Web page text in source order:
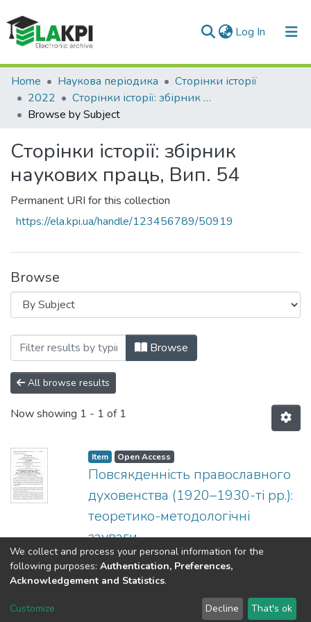
Log In (current)
Communities & Collections
All of DSpace
Home Наукова періодика
Сторінки історії
2022
Сторінки історії: збірник наукових праць, Вип. 54
Browse by Subject
Сторінки історії: збірник
наукових праць, Вип. 54
Permanent URI for this collection
https://ela.kpi.ua/handle/123456789/50919
Browse
Browsing Сторінки історії: збірник
Browse
All browse results
Now showing 1 - 1 of 1
Item Open Access
Повсякденність православного
духовенства (1920–1930-ті рр.):
теоретико-методологічні
зауваги
(КПІ ім. Ігоря Сікорського,2022)
Киридон, А. М.; Кузнець, Т. В.
DSpace software copyright © 2002-2026 LYRASIS
We collect and process your personal information for the
following purposes: Authentication, Preferences,
Acknowledgement and Statistics.
Customize Decline That's ok